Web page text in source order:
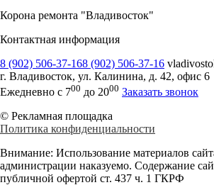
Корона ремонта "Владивосток"
Контактная информация
8 (902) 506-37-168 (902) 506-37-16
г. Владивосток, ул. Калинина, д. 42, офис 6
Ежедневно с 700 до 2000 Заказать звонок
© Рекламная площадка
Политика конфиденциальности
Внимание: Использование материалов
администрации наказуемо. Содержание
публичной офертой ст. 437 ч. 1 ГКРФ